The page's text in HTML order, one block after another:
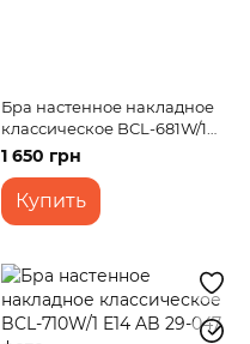
Бра настенное накладное
классическое BCL-681W/1
E14 CH
1 650 грн
Купить